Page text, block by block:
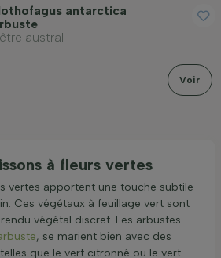
antarctica
austral
Voir
à fleurs vertes
vertes apportent une touche subtile
Ces végétaux à feuillage vert sont
végétal discret. Les arbustes
, se marient bien avec des
que le vert citronné ou le vert